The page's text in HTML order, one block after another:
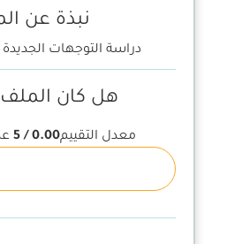
نبذة عن
دراسة التوجهات
هل كان الملف
معدل التقييم0.00 / 5